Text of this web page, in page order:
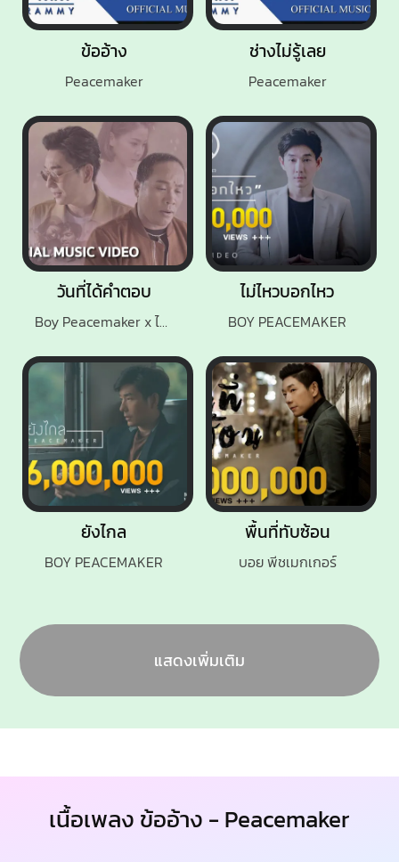
ไม่ไหวบอกไหว
BOY PEACEMAKER
ยังไกล
BOY PEACEMAKER
พื้นที่ทับซ้อน
บอย พีชเมกเกอร์
ช่างไม่รู้เลย
Peacemaker
วันที่ได้คำตอบ
Boy Peacemaker x ไมค์ ภิรมย์พร
ข้ออ้าง
Peacemaker
แสดงเพิ่มเติม
เนื้อเพลง ข้ออ้าง - Peacemaker